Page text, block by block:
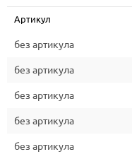
Артикул
без артикула
без артикула
без артикула
без артикула
без артикула